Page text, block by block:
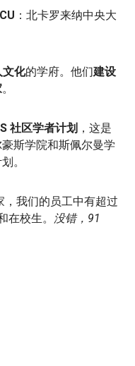
：北卡罗来纳中央大
文化的学府。他们建设
。
社区学者计划 ，这是
斯学院和斯佩尔曼学
。
我们的员工中有超过
在校生。 没错，91